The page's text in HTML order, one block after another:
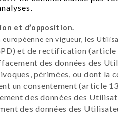
et d’opposition.
en vigueur, les
et de rectification (article
des données des
périmées, ou dont
un consentement (article
des données des
des données des